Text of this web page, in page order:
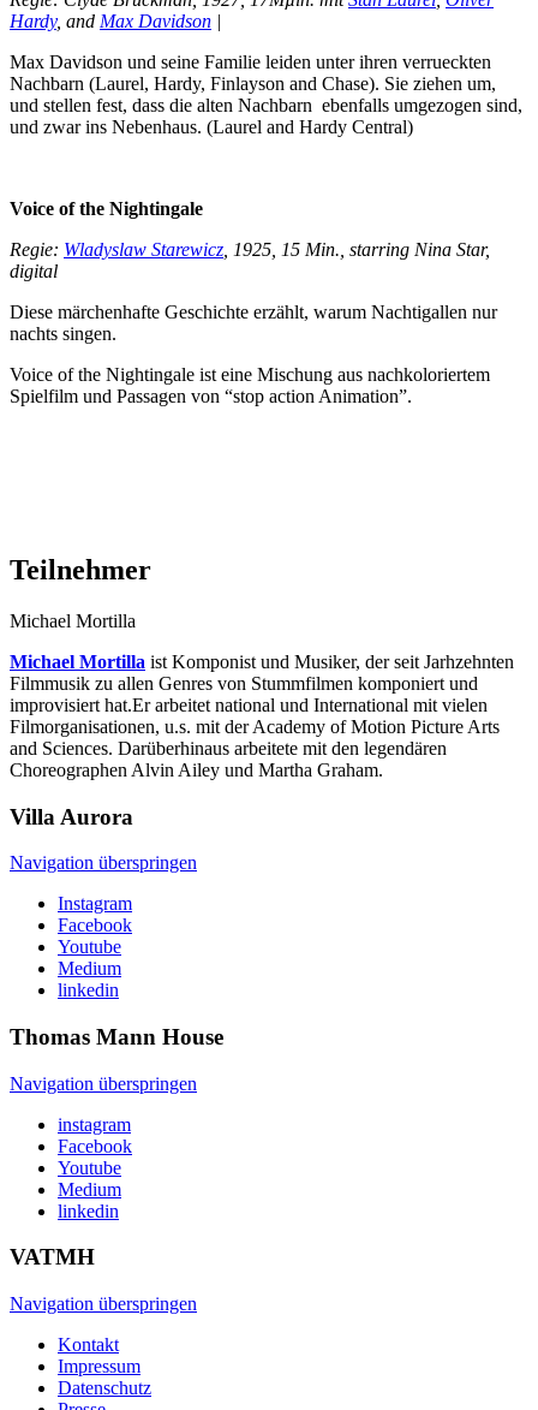
Hardy, and Max Davidson |
Max Davidson und seine Familie leiden unter ihren verrueckten
Nachbarn (Laurel, Hardy, Finlayson and Chase). Sie ziehen um,
und stellen fest, dass die alten Nachbarn ebenfalls umgezogen sind,
und zwar ins Nebenhaus. (Laurel and Hardy Central)
Voice of the Nightingale
Regie: Wladyslaw Starewicz , 1925, 15 Min., starring Nina Star,
digital
Diese märchenhafte Geschichte erzählt, warum Nachtigallen nur
nachts singen.
Voice of the Nightingale ist eine Mischung aus nachkoloriertem
Spielfilm und Passagen von “stop action Animation”.
Teilnehmer
Michael Mortilla
Michael Mortilla ist Komponist und Musiker, der seit Jarhzehnten
Filmmusik zu allen Genres von Stummfilmen komponiert und
improvisiert hat.Er arbeitet national und International mit vielen
Filmorganisationen, u.s. mit der Academy of Motion Picture Arts
and Sciences. Darüberhinaus arbeitete mit den legendären
Choreographen Alvin Ailey und Martha Graham.
Villa Aurora
Navigation überspringen
Instagram
Facebook
Youtube
Medium
linkedin
Thomas Mann House
Navigation überspringen
instagram
Facebook
Youtube
Medium
linkedin
VATMH
Navigation überspringen
Kontakt
Impressum
Datenschutz